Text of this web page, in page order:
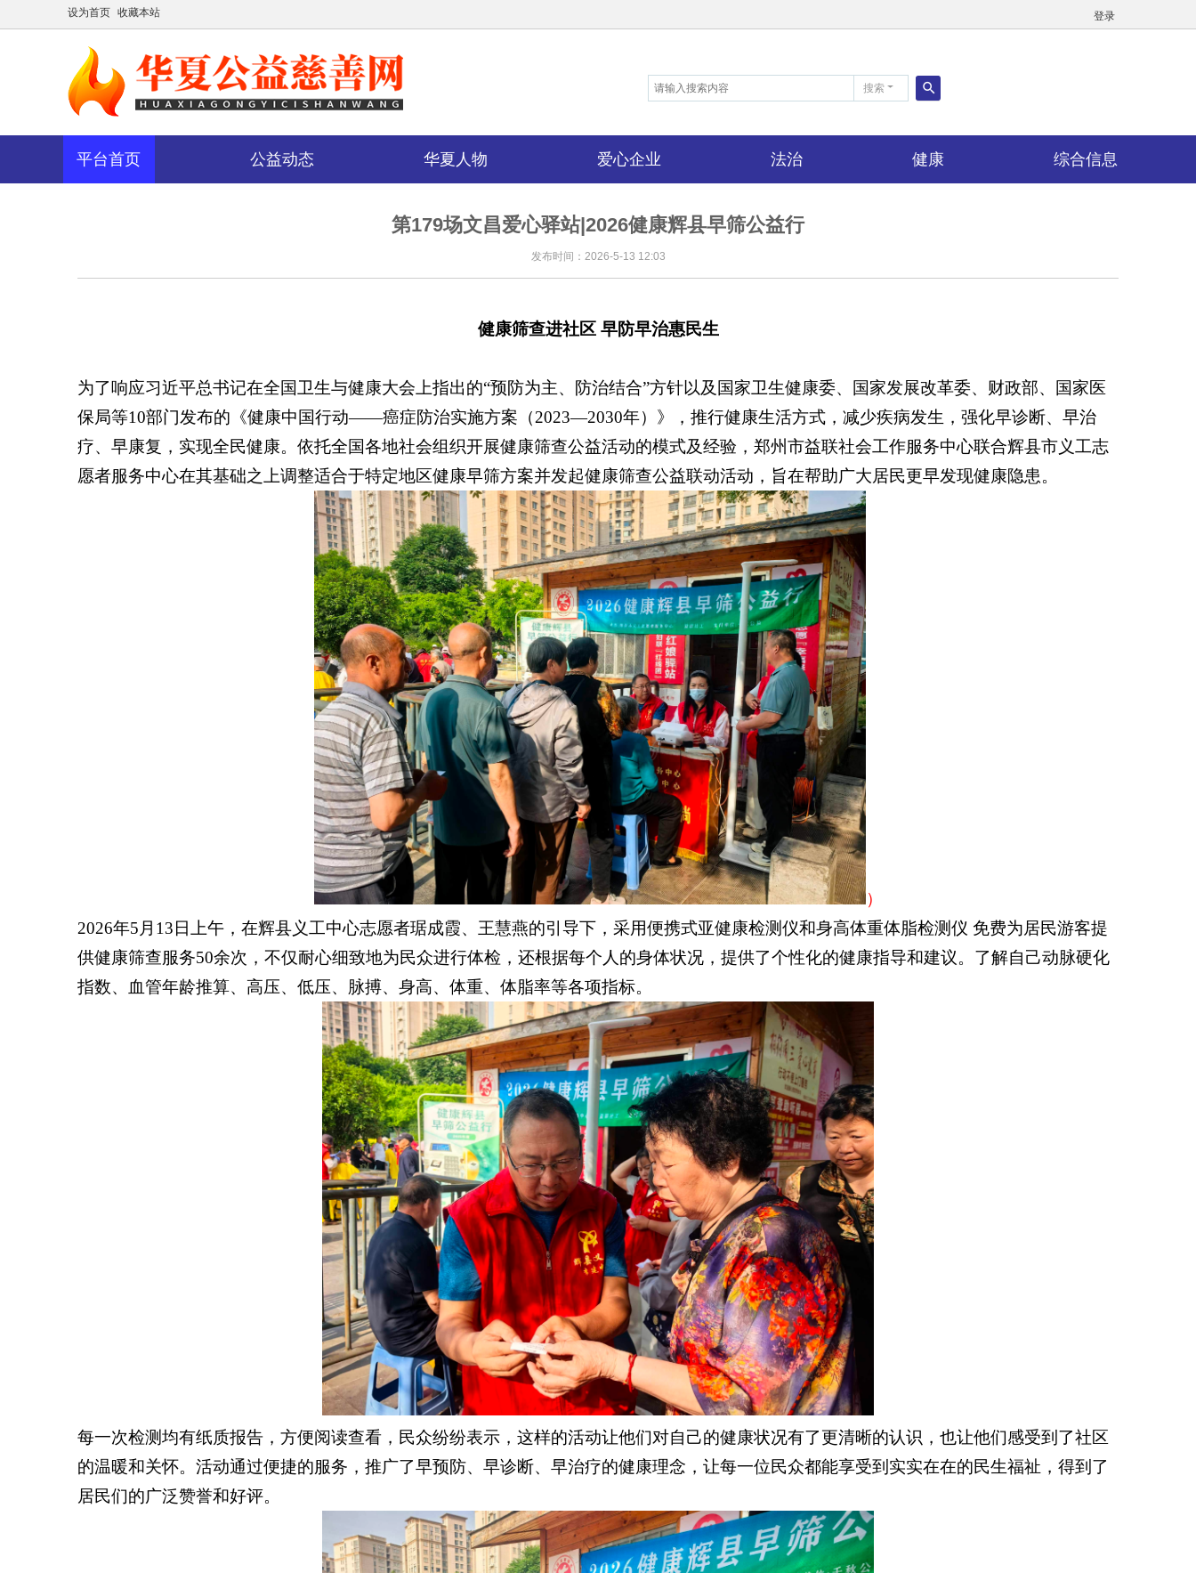
设为首页 收藏本站 登录
搜索
索
平台首页
公益动态 华夏人物 爱心企业 法治 健康 综合信息
第179场文昌爱心驿站|2026健康辉县早筛公益行
发布时间：2026-5-13 12:03
健康筛查进社区 早防早治惠民生
为了响应习近平总书记在全国卫生与健康大会上指出的“预防为主、防治结合”方针以及国家卫生健康委、国家发展改革委、财政部、国家医
保局等10部门发布的《健康中国行动——癌症防治实施方案（2023—2030年）》，推行健康生活方式，减少疾病发生，强化早诊断、早治
疗、早康复，实现全民健康。依托全国各地社会组织开展健康筛查公益活动的模式及经验，郑州市益联社会工作服务中心联合辉县市义工志
愿者服务中心在其基础之上调整适合于特定地区健康早筛方案并发起健康筛查公益联动活动，旨在帮助广大居民更早发现健康隐患。
）
2026年5 月 13 日上午，在辉县义工中心志愿者琚成霞、王慧燕的引导下，采用便携式亚健康检测仪和身高体重体脂检测仪 免费为居民游客提
供健康筛查服务50余次，不仅耐心细致地为民众进行体检，还根据每个人的身体状况，提供了个性化的健康指导和建议。了解自己动脉硬化
指数、血管年龄推算、高压、低压、脉搏、身高、体重、体脂率等各项指标。
每一次检测均有纸质报告，方便阅读查看，民众纷纷表示，这样的活动让他们对自己的健康状况有了更清晰的认识，也让他们感受到了社区
的温暖和关怀。活动通过便捷的服务，推广了早预防、早诊断、早治疗的健康理念，让每一位民众都能享受到实实在在的民生福祉，得到了
居民们的广泛赞誉和好评。
综
合
信
息